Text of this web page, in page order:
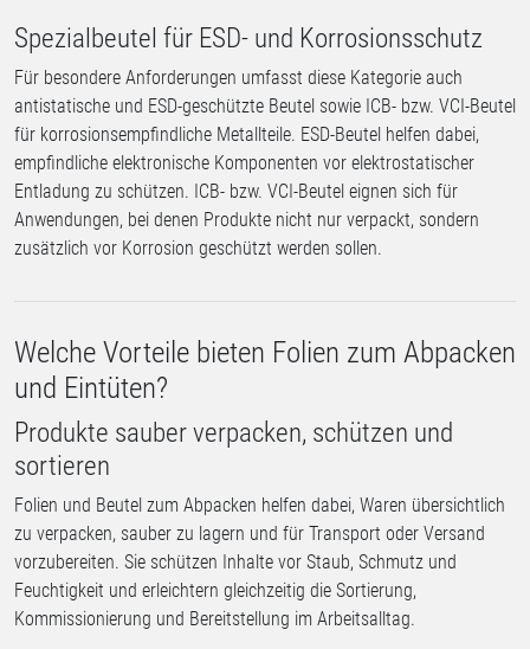
Spezialbeutel für ESD- und Korrosionsschutz
Für besondere Anforderungen umfasst diese Kategorie auch
antistatische und ESD-geschützte Beutel sowie ICB- bzw. VCI-Beutel
für korrosionsempfindliche Metallteile. ESD-Beutel helfen dabei,
empfindliche elektronische Komponenten vor elektrostatischer
Entladung zu schützen. ICB- bzw. VCI-Beutel eignen sich für
Anwendungen, bei denen Produkte nicht nur verpackt, sondern
zusätzlich vor Korrosion geschützt werden sollen.
Welche Vorteile bieten Folien zum Abpacken
und Eintüten?
Produkte sauber verpacken, schützen und
sortieren
Folien und Beutel zum Abpacken helfen dabei, Waren übersichtlich
zu verpacken, sauber zu lagern und für Transport oder Versand
vorzubereiten. Sie schützen Inhalte vor Staub, Schmutz und
Feuchtigkeit und erleichtern gleichzeitig die Sortierung,
Kommissionierung und Bereitstellung im Arbeitsalltag.